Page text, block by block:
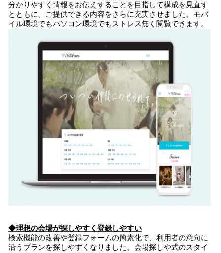
分かりやすく情報をお伝えすることを目指して構成を見直す
とともに、ご提供できる内容をさらに充実させました。モバ
イル環境でもパソコン環境でもストレス無く閲覧できます。
◆理想の会場が探しやすく登録しやすい
検索機能の改善や登録フォームの簡素化で、利用者の意向に
沿うプランを探しやすくなりました。会場探しや式のスタイ